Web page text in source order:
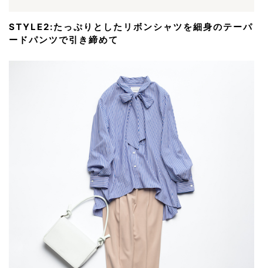
STYLE2:たっぷりとしたリボンシャツを細身のテーパ
ードパンツで引き締めて